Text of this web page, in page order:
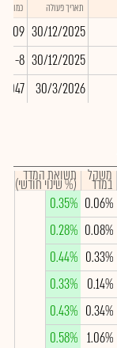
תאריך פעולה כמות
30/12/2025
30/12/2025
-8
30/3/2026
-1,047
משקל
במדד תשואת המדד
(% שינוי חודשי)
0.06%
0.35%
0.08%
0.28%
0.33%
0.44%
0.14%
0.33%
0.34%
0.43%
1.06%
0.58%